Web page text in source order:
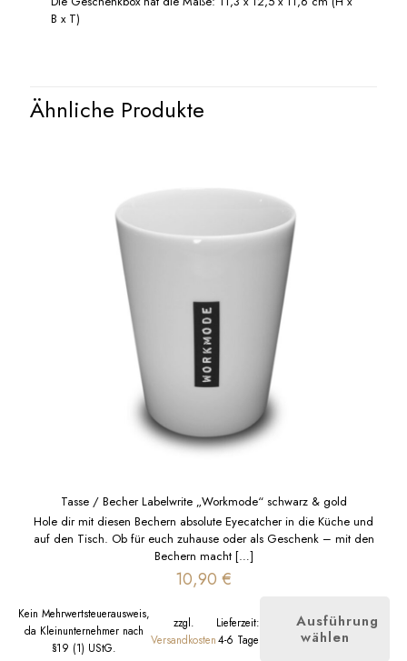
B x T)
Ähnliche Produkte
Tasse / Becher Labelwrite „Workmode“ schwarz & gold
Hole dir mit diesen Bechern absolute Eyecatcher in die Küche und
auf den Tisch. Ob für euch zuhause oder als Geschenk – mit den
Bechern macht[…]
10,90 €
Kein Mehrwertsteuerausweis,
da Kleinunternehmer nach
§19 (1) UStG.
zzgl.
Versandkosten
Lieferzeit:
4-6 Tage
Ausführung
wählen
Dieses
Produkt